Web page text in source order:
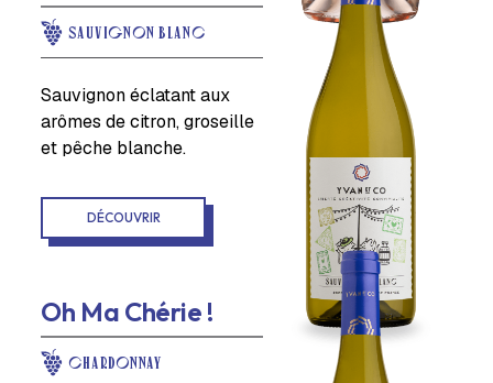
SAUVIGNON BLANC
Sauvignon éclatant aux
arômes de citron, groseille
et pêche blanche.
DÉCOUVRIR
Oh Ma Chérie !
CHARDONNAY